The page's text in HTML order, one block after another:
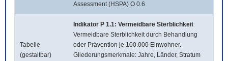
Assessment (HSPA) O 0.6
Tabelle
(gestaltbar)
Indikator P 1.1: Vermeidbare Sterblichkeit
Vermeidbare Sterblichkeit durch Behandlung
oder Prävention je 100.000 Einwohner.
Gliederungsmerkmale: Jahre, Länder, Stratum